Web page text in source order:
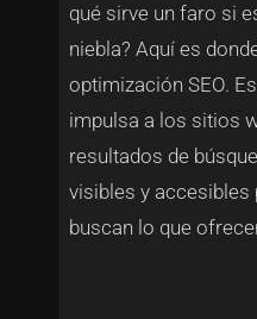
qué sirve un faro si
niebla? Aquí es
optimización SEO.
impulsa a los sitios
resultados de
visibles y accesibles
buscan lo que